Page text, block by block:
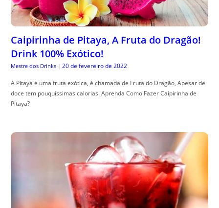
Caipirinha de Pitaya, A Fruta do Dragão!
Drink 100% Exótico!
Mestre dos Drinks | 20 de fevereiro de 2022
A Pitaya é uma fruta exótica, é chamada de Fruta do Dragão, Apesar de
doce tem pouquíssimas calorias. Aprenda Como Fazer Caipirinha de
Pitaya?